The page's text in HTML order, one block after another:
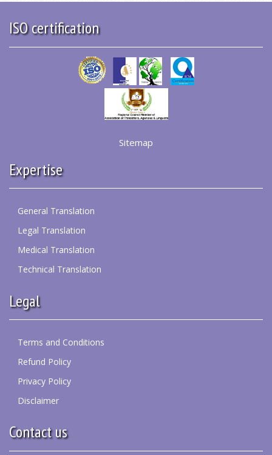
ISO certification
Sitemap
Expertise
General Translation
Legal Translation
Medical Translation
Technical Translation
Legal
Terms and Conditions
Refund Policy
Privacy Policy
Disclaimer
Contact us